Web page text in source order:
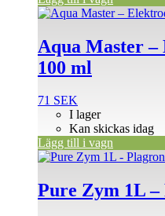
Aqua Master
100 ml
71 SEK
I lager
Kan skickas idag
Lägg till i vagn
Pure Zym 1L –